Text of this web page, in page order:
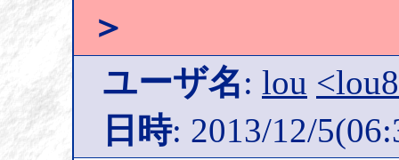
＞
ユーザ名: lou
日時: 2013/12/